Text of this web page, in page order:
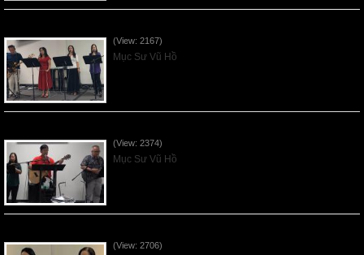
(View: 2167)
Mục Sư Vũ Hồ
(View: 2374)
Mục Sư Vũ Hồ
(View: 2706)